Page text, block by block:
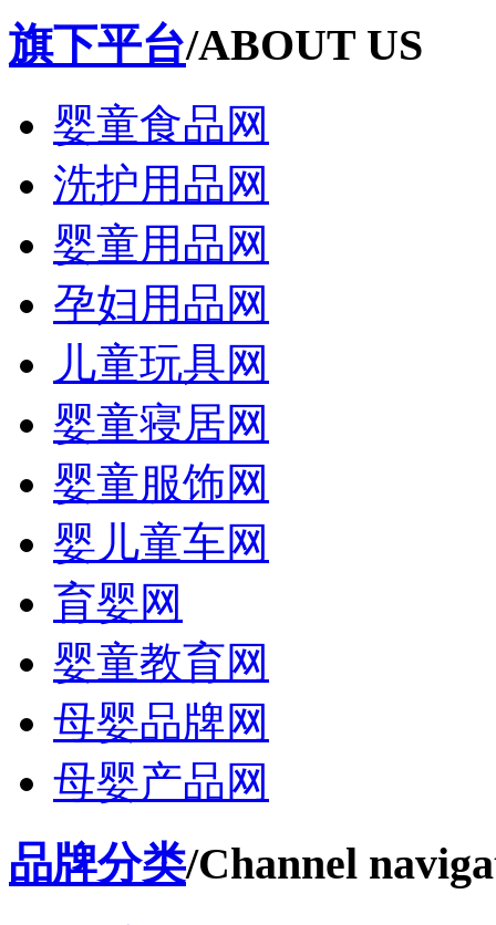
旗下平台/ABOUT US
婴童食品网
洗护用品网
婴童用品网
孕妇用品网
儿童玩具网
婴童寝居网
婴童服饰网
婴儿童车网
育婴网
婴童教育网
母婴品牌网
母婴产品网
品牌分类/Channel